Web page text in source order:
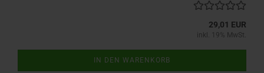
29,01 EUR
inkl. 19% MwSt.
IN DEN WARENKORB